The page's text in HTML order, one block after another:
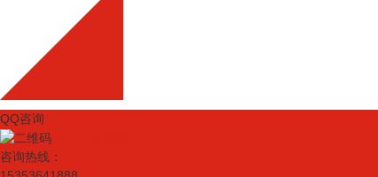
QQ咨询
咨询热线：